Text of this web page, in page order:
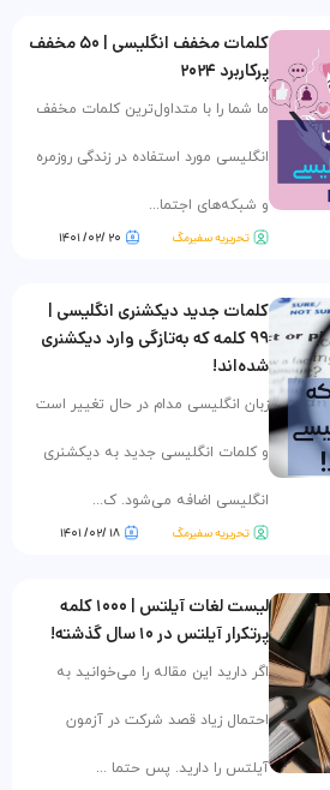
کلمات مخفف انگلیسی | ۵۰ مخفف
پرکاربرد ۲۰۲۴
ما شما را با متداول‌ترین کلمات مخفف‌
انگلیسی مورد استفاده در زندگی روزمره
و شبکه‌های اجتما...
تحریریه سفیرمگ ۲۰ /۰۲/ ۱۴۰۱
کلمات جدید دیکشنری انگلیسی |
۹۹ کلمه که به‌تازگی وارد دیکشنری
شده‌اند!
زبان انگلیسی مدام در حال تغییر است
و کلمات انگلیسی جدید به دیکشنری
انگلیسی اضافه می‌شود. ک...
تحریریه سفیرمگ ۱۸ /۰۲/ ۱۴۰۱
لیست لغات آیلتس | ۱۰۰۰ کلمه
پرتکرار آیلتس در ۱۰ سال گذشته!
اگر دارید این مقاله را می‌خوانید به
احتمال زیاد قصد شرکت در آزمون
آیلتس را دارید. پس حتما ...